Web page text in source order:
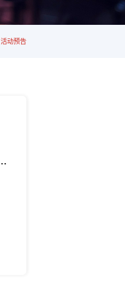
活动预告
8月20日上海 · 百亿金冠 | 从韩束到多品牌，上美股份的周期穿越与百亿进化